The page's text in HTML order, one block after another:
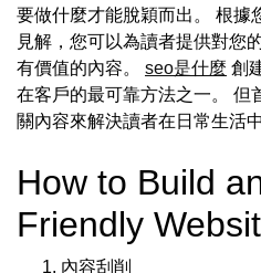
要做什麼才能脫穎而出。 根據
見解，您可以為讀者提供對您
有價值的內容。 seo是什麼 創
在客戶的最可靠方法之一。 但
關內容來解決讀者在日常生活
How to Build
Friendly
內容刮削